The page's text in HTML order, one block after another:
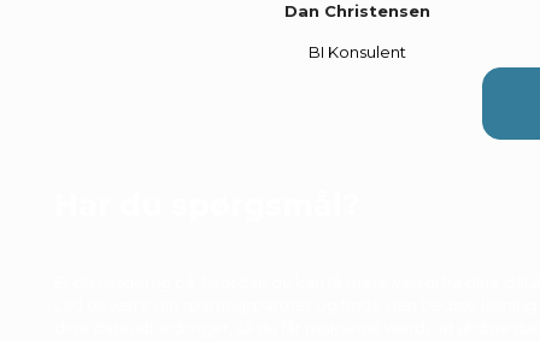
Dan Christensen
BI Konsulent